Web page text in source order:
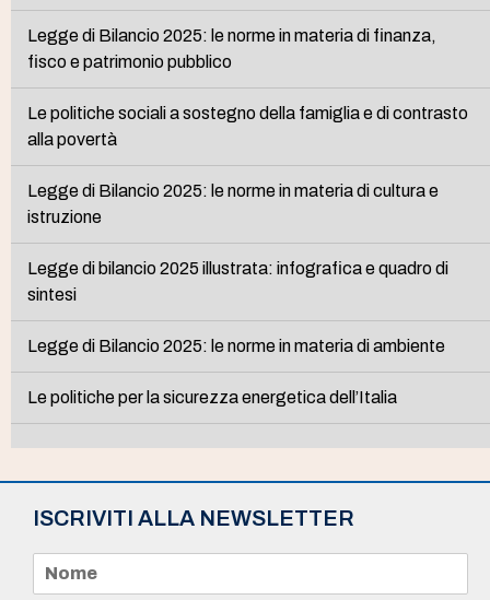
Legge di Bilancio 2025: le norme in materia di finanza,
fisco e patrimonio pubblico
Le politiche sociali a sostegno della famiglia e di contrasto
alla povertà
Legge di Bilancio 2025: le norme in materia di cultura e
istruzione
Legge di bilancio 2025 illustrata: infografica e quadro di
sintesi
Legge di Bilancio 2025: le norme in materia di ambiente
Le politiche per la sicurezza energetica dell’Italia
ISCRIVITI ALLA NEWSLETTER
m